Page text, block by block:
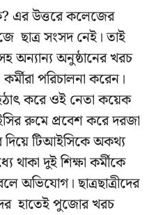
এর উত্তরে কলেজের
ছাত্র সংসদ নেই। তাই
অনুষ্ঠানের খরচ
পরিচালনা করেন।
করে ওই নেতা কয়েক
রুমে প্রবেশ করে দরজা
টিআইসিকে অকথ্য
থাকা দুই শিক্ষা কর্মীকে
অভিযোগ। ছাত্রছাত্রীদের
হাতেই পুজোর খরচ